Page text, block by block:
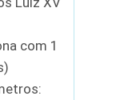
com 1